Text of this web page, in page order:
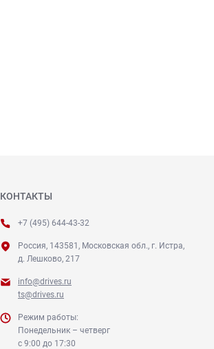
КОНТАКТЫ
+7 (495) 644-43-32
Россия, 143581, Московская обл., г. Истра,
д. Лешково, 217
info@drives.ru
ts@drives.ru
Режим работы:
Понедельник – четверг
с 9:00 до 17:30